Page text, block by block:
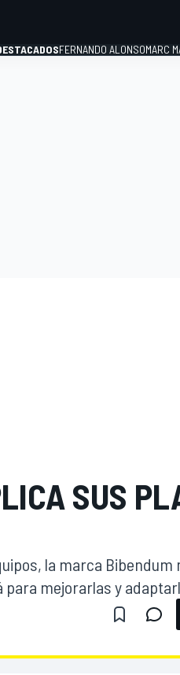
FERNANDO ALONSOMARC
SUS
la marca
mejorarlas y